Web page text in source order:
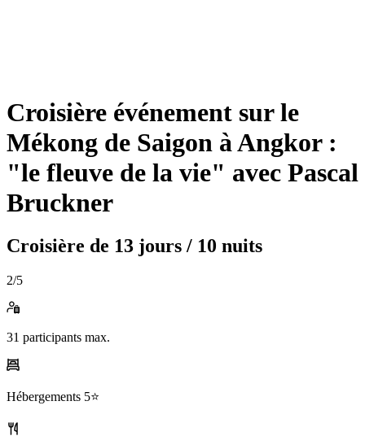
Croisière événement sur le
Mékong de Saigon à Angkor :
"le fleuve de la vie" avec Pascal
Bruckner
Croisière de 13 jours / 10 nuits
2/5
31 participants max.
Hébergements 5⭐️